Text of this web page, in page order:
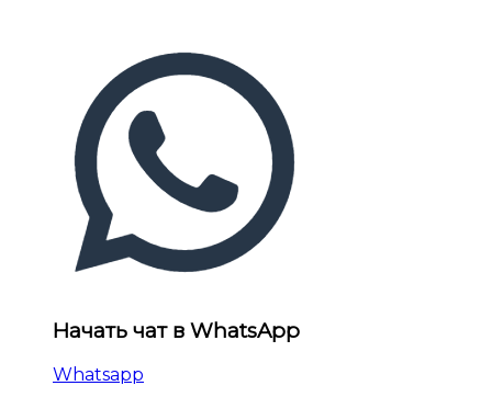
Начать чат в WhatsApp
Whatsapp